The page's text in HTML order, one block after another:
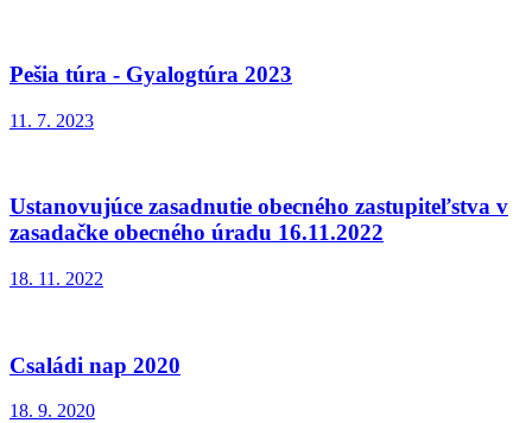
Pešia túra - Gyalogtúra 2023
11. 7. 2023
Ustanovujúce zasadnutie obecného zastupiteľstva v
zasadačke obecného úradu 16.11.2022
18. 11. 2022
Családi nap 2020
18. 9. 2020